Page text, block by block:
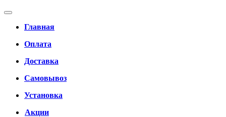
Главная
Оплата
Доставка
Самовывоз
Установка
Акции